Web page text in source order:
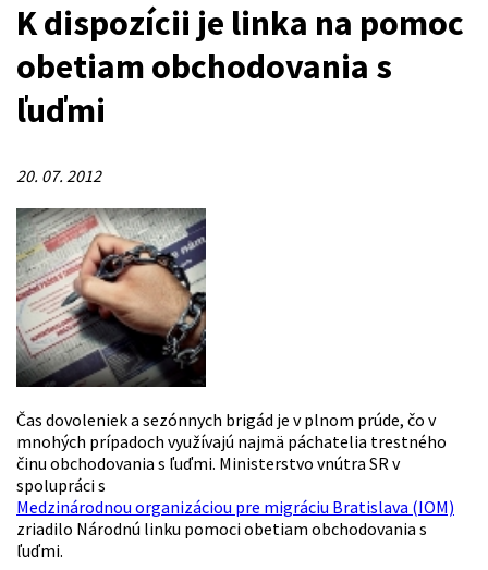
K dispozícii je linka na pomoc
obetiam obchodovania s
ľuďmi
20. 07. 2012
Čas dovoleniek a sezónnych brigád je v plnom prúde, čo v
mnohých prípadoch využívajú najmä páchatelia trestného
činu obchodovania s ľuďmi. Ministerstvo vnútra SR v
spolupráci s
Medzinárodnou organizáciou pre migráciu Bratislava (IOM)
zriadilo Národnú linku pomoci obetiam obchodovania s
ľuďmi.